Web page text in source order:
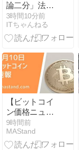
論二分」法案
を成立させた
高市首相 内閣
支持率が急落
れる実行力
3時間10分前
ITちゃんねる
【ビットコイ
ン価格ニュー
ス】前日比
（終値）＋
0.10％。価格
9時間前
MAStand